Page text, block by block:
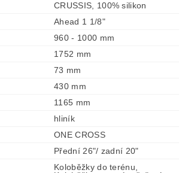
CRUSSIS, 100% silikon
Ahead 1 1/8"
960 - 1000 mm
1752 mm
73 mm
430 mm
1165 mm
hliník
ONE CROSS
Přední 26"/ zadní 20"
Koloběžky do terénu,